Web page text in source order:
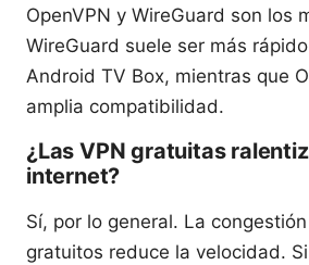
OpenVPN y WireGuard son los
WireGuard suele ser más
Android TV Box, mientras que
amplia compatibilidad.
¿Las VPN gratuitas
internet?
Sí, por lo general. La
gratuitos reduce la velocidad.